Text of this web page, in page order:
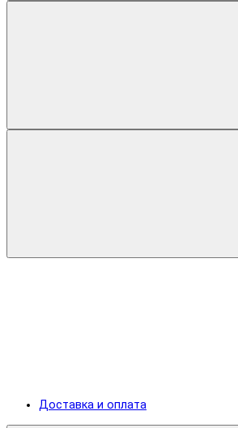
Доставка и оплата